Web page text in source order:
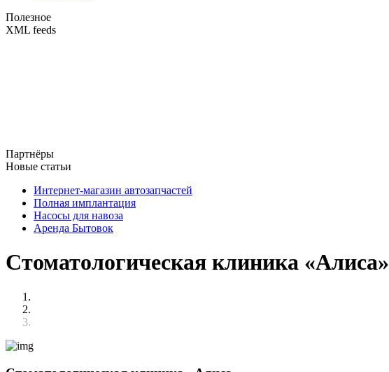
Полезное
XML feeds
Партнёры
Новые статьи
Интернет-магазин автозапчастей
Полная имплантация
Насосы для навоза
Аренда Бытовок
Стоматологическая клиника «Алиса»